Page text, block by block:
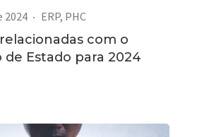
2024 ERP, PHC
com o
Estado para 2024